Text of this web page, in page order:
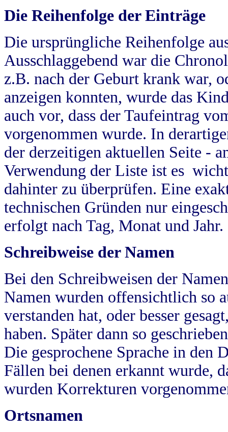
Die Reihenfolge der Einträge
Die ursprüngliche Reihenfolge
Ausschlaggebend war die
z.B. nach der Geburt krank war,
anzeigen konnten, wurde das
auch vor, dass der Taufeintrag
vorgenommen wurde. In
der derzeitigen aktuellen Seite -
Verwendung der Liste ist es
dahinter zu überprüfen. Eine
technischen Gründen nur
erfolgt nach Tag, Monat und Jahr.
Schreibweise der Namen
Bei den Schreibweisen der
Namen wurden offensichtlich so
verstanden hat, oder besser
haben. Später dann so
Die gesprochene Sprache in
Fällen bei denen erkannt wurde,
wurden Korrekturen
Ortsnamen